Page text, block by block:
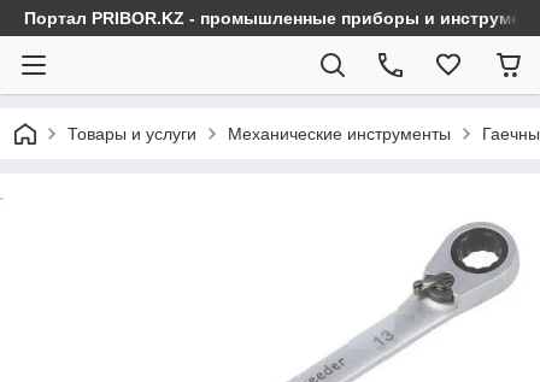
Портал PRIBOR.KZ - промышленные приборы и
Товары и услуги Механические инструменты